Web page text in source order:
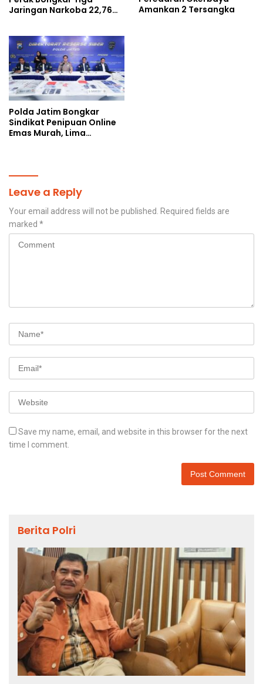
Jaringan Narkoba 22,76
Amankan 2 Tersangka
Polda Jatim Bongkar
Sindikat Penipuan Online
Emas Murah, Lima
Leave a Reply
Your email address will not be published. Required fields are
marked *
Save my name, email, and website in this browser for the next
time I comment.
Berita Polri